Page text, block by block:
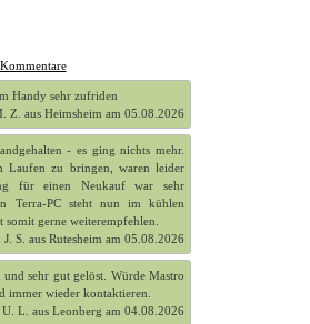
Handy sehr zufriden
Z. aus Heimsheim am 05.08.2026
- es ging nichts mehr.
Laufen zu bringen, waren leider
für einen Neukauf war sehr
Terra-PC steht nun im kühlen
gerne weiterempfehlen.
S. aus Rutesheim am 05.08.2026
sehr gut gelöst. Würde Mastro
immer wieder kontaktieren.
U. L. aus Leonberg am 04.08.2026